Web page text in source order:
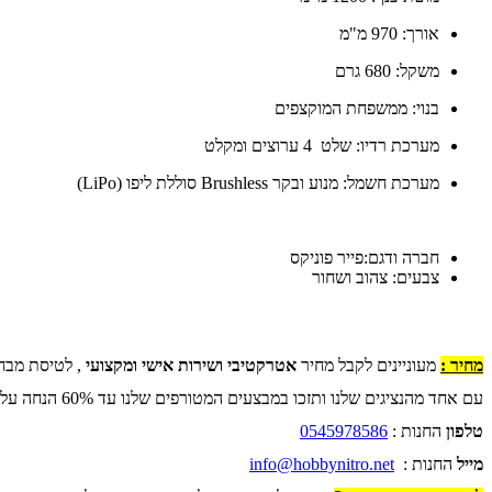
אורך: 970 מ"מ
משקל: 680 גרם
בנוי: ממשפחת המוקצפים
מערכת רדיו: שלט 4 ערוצים ומקלט
מערכת חשמל: מנוע ובקר Brushless סוללת ליפו (LiPo)
חברה ודגם:פייר פוניקס
צבעים: צהוב ושחור
מחיר : מעוניינים לקבל מחיר אטרקטיבי ושירות אישי ומקצועי , לטיסת
עם אחד מהנציגים שלנו ותזכו במבצעים המטורפים שלנו עד 60% הנחה על כל החנות .
טלפון החנות : 0545978586
מייל החנות :info@hobbynitro.net